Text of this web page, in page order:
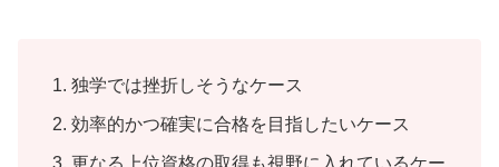
独学では挫折しそうなケース
効率的かつ確実に合格を目指したいケース
更なる上位資格の取得も視野に入れているケー